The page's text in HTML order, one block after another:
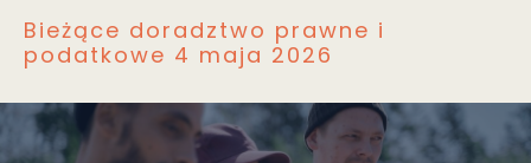
Bieżące doradztwo prawne i
podatkowe 4 maja 2026